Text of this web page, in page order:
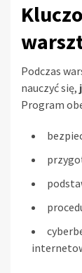
Podczas
nauczyć się,
Program